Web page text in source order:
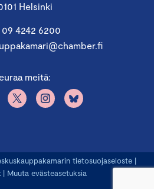
Helsinki
09 4242 6200
meitä:
tietosuojaseloste |
| Muuta evästeasetuksia